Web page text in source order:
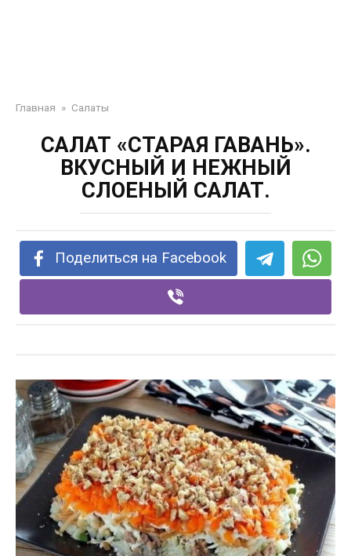
Главная » Салаты
САЛАТ «СТАРАЯ ГАВАНЬ».
ВКУСНЫЙ И НЕЖНЫЙ
СЛОЕНЫЙ САЛАТ.
Поделиться на Facebook